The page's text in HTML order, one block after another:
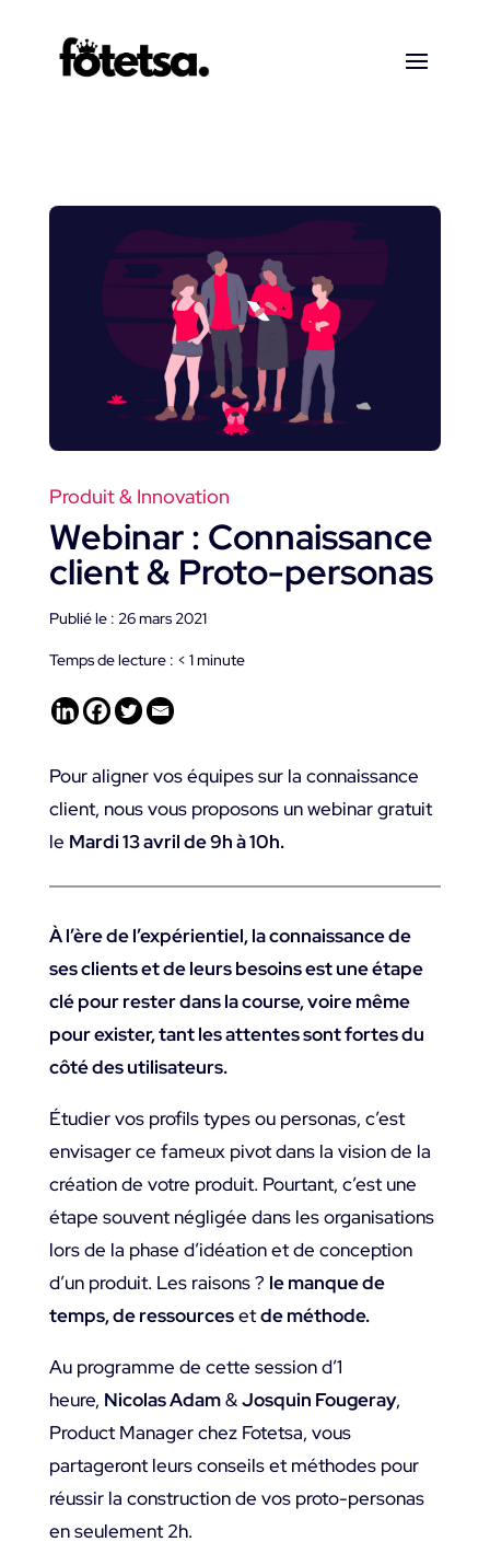
Produit & Innovation
Webinar : Connaissance
client & Proto-personas
Publié le : 26 mars 2021
Temps de lecture : < 1minute
Pour aligner vos équipes sur la connaissance
client, nous vous proposons un webinar gratuit
le Mardi 13 avril de 9h à 10h.
À l’ère de l’expérientiel, la connaissance de
ses clients et de leurs besoins est une étape
clé pour rester dans la course, voire même
pour exister, tant les attentes sont fortes du
côté des utilisateurs.
Étudier vos profils types ou personas, c’est
envisager ce fameux pivot dans la vision de la
création de votre produit. Pourtant, c’est une
étape souvent négligée dans les organisations
lors de la phase d’idéation et de conception
d’un produit. Les raisons ? le manque de
temps, de ressourcesetde méthode.
Au programme de cette session d’1
heure, Nicolas Adam&Josquin Fougeray,
Product Manager chez Fotetsa, vous
partageront leurs conseils et méthodes pour
réussir la construction de vos proto-personas
en seulement 2h.